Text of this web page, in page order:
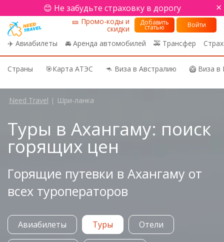
😊 Не забудьте страховку в дорогу ×
✈️ Авиабилеты 🚘 Аренда автомобилей 🚕 Трансфер
🎫 Промо-коды и
скидки
Добавить
статью Войти
Страны 🎯Карта АТЭС 🦘 Виза в Австралию 🥝 Виза
Need Travel | Шри-ланка
Туры в Ахангаму: поиск
горящих цен
Горящие путевки в Ахангаму от
всех туроператоров
Авиабилеты Туры Отели